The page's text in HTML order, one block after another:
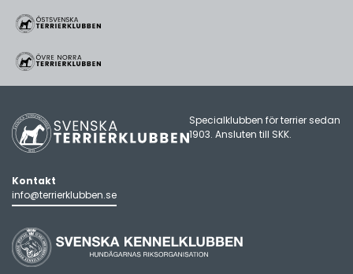
Specialklubben för terrier sedan
1903. Ansluten till SKK.
Kontakt
info@terrierklubben.se